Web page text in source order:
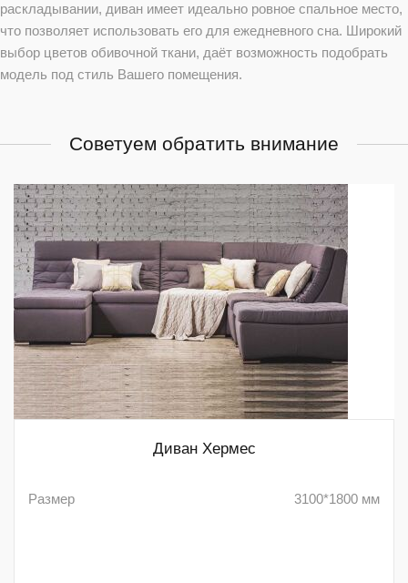
раскладывании, диван имеет идеально ровное спальное место,
что позволяет использовать его для ежедневного сна. Широкий
выбор цветов обивочной ткани, даёт возможность подобрать
модель под стиль Вашего помещения.
Советуем обратить внимание
Диван Хермес
Размер 3100*1800 мм